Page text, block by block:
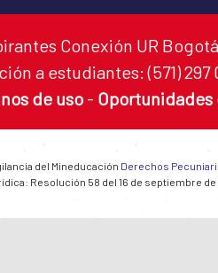
Conexión UR
a estudiantes: (571) 297
de uso - Oportunidades
del Mineducación Derechos
Resolución 58 del 16 de septiembre de